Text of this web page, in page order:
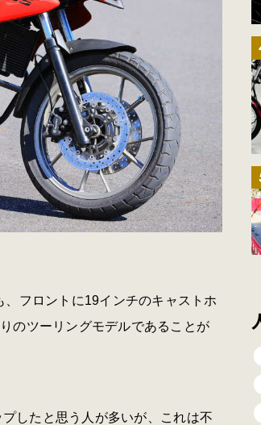
フロントに19インチのキャストホ
のツーリングモデルであることが
したと思う人が多いが、これは不